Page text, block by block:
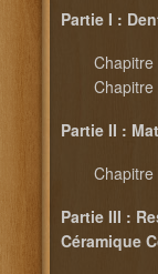
Partie I :
Partie II :
Partie III :
Céramique